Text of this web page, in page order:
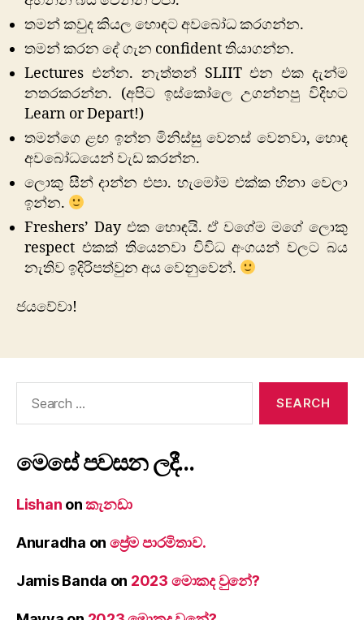
තමන් කවුද කියල හොඳට අවබෝධ කරගන්න.
තමන් කරන දේ ගැන confident තියාගන්න.
Lectures එන්න. නැත්තන් SLIIT එන එක දැන්ම
නතරකරන්න. (අපිට ඉස්කෝලෙ උගන්නපු විදිහට
Learn or Depart!)
තමන්ගෙ ළඟ ඉන්න මිනිස්සු වෙනස් වෙනවා, හොඳ
අවබෝධයෙන් වැඩ කරන්න.
ලොකු සීන් දාන්න එපා. හැමෝම එක්ක හිනා වෙලා
ඉන්න.
Freshers’ Day එක හොඳයි. ඒ වගේම මගේ ලොකු
respect එකක් තියෙනවා විවිධ අංගයන් වලට බය
නැතිව ඉදිරිපත්වුන අය වෙනුවෙන්.
ජයවේවා!
මෙසේ පවසන ලදී…
Lishan onකැනඩා
Anuradha on ප්‍රේම පාරමිතාව.
Jamis Banda on 2023 මොකද වුනේ?